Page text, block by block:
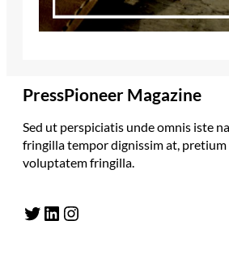
PressPioneer Magazine
Sed ut perspiciatis unde omnis iste
fringilla tempor dignissim at, pretium
voluptatem fringilla.
Twitter LinkedIn Instagram